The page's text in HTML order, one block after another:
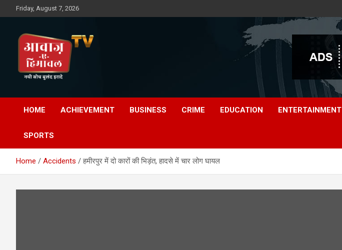
to
Friday, August 7, 2026
Awaz-E-Shahpur
HOME ACHIEVEMENT BUSINESS CRIME EDUCATION ENTERTAINMENT
SPORTS
Home Accidents हमीरपुर में दो कारों की भिड़ंत, हादसे में चार लोग घायल